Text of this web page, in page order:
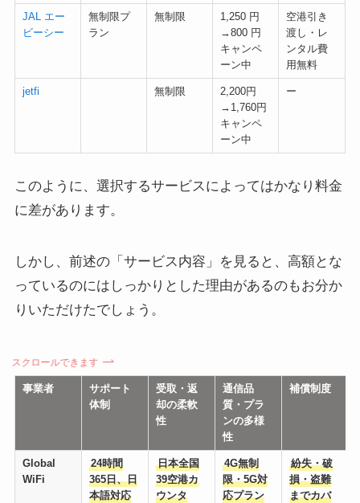
JAL エー
ビーシー
無制限プ
ラン
無制限
1,250 円
→800 円
キャンペ
ーン中
空港引き
渡し・レ
ンタル費
用無料
jetfi 無制限
2,200円
→1,760円
キャンペ
ーン中
ー
このように、選択するサービスによってはかなり料金
に差があります。
しかし、前述の「サービス内容」を見ると、高額とな
っているのにはしっかりとした理由があるのもお分か
りいただけたでしょう。
スクロールできます
事業者
サポート
体制
受取・返
却の柔軟
性
通信品
質・プラ
ンの多様
性
補償制度
Global
WiFi
24時間
365日、日
本語対応
日本全国
39空港カ
ウンタ
4G無制
限・5G対
応プラン
紛失・破
損・盗難
までカバ